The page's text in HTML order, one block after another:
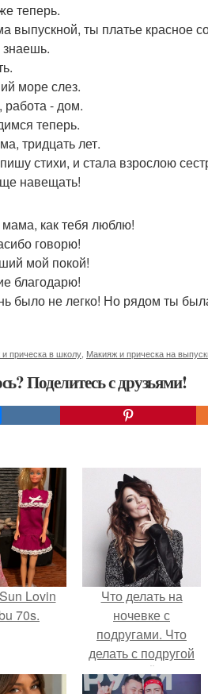
теперь.
выпускной, ты платье красное
море слез.
работа - дом.
теперь.
тридцать лет.
стихи, и стала взрослою
навещать!
как тебя люблю!
говорю!
мой покой!
благодарю!
было не легко! Но рядом ты
прическа в школу Макияж и прическа на
Поделитесь с друзьями!
Lovin
70s.
Что делать на
ночевке с
подругами. Что
делать с подругой
на НОЧЁВКЕ